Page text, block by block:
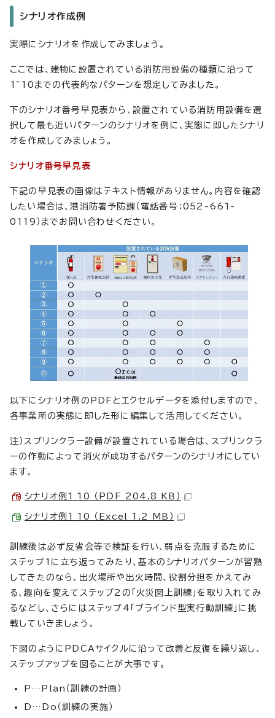
シナリオ作成例
実際にシナリオを作成してみましょう。
ここでは、建物に設置されている消防用設備の種類に沿って
1~10までの代表的なパターンを想定してみました。
下のシナリオ番号早見表から、設置されている消防用設備を選
択して最も近いパターンのシナリオを例に、実態に即したシナリ
オを作成してみましょう。
シナリオ番号早見表
下記の早見表の画像はテキスト情報がありません。内容を確認
したい場合は、港消防署予防課（電話番号：052-661-
0119）までお問い合わせください。
以下にシナリオ例のPDFとエクセルデータを添付しますので、
各事業所の実態に即した形に編集して活用してください。
注）スプリンクラー設備が設置されている場合は、スプリンクラ
ーの作動によって消火が成功するパターンのシナリオにしてい
ます。
シナリオ例1_10 （PDF 204.8 KB）
シナリオ例1_10 （Excel 1.2 MB）
訓練後は必ず反省会等で検証を行い、弱点を克服するために
ステップ1に立ち返ってみたり、基本のシナリオパターンが習熟
してきたのなら、出火場所や出火時間、役割分担をかえてみ
る、趣向を変えてステップ2の「火災図上訓練」を取り入れてみ
るなどし、さらにはステップ4「ブラインド型実行動訓練」に挑
戦していきましょう。
下図のようにPDCAサイクルに沿って改善と反復を繰り返し、
ステップアップを図ることが大事です。
P…Plan（訓練の計画）
D…Do（訓練の実施）